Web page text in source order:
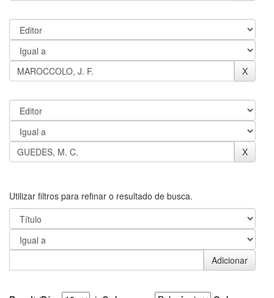
Utilizar filtros para refinar o resultado de busca.